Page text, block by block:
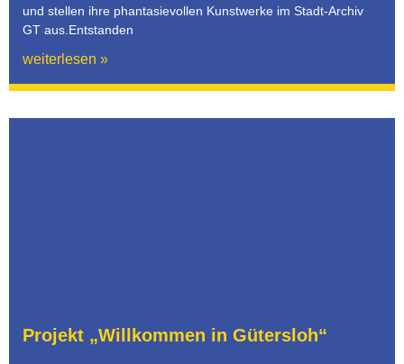
und stellen ihre phantasievollen Kunstwerke im Stadt-Archiv
GT aus.Entstanden
weiterlesen »
Projekt „Willkommen in Gütersloh“